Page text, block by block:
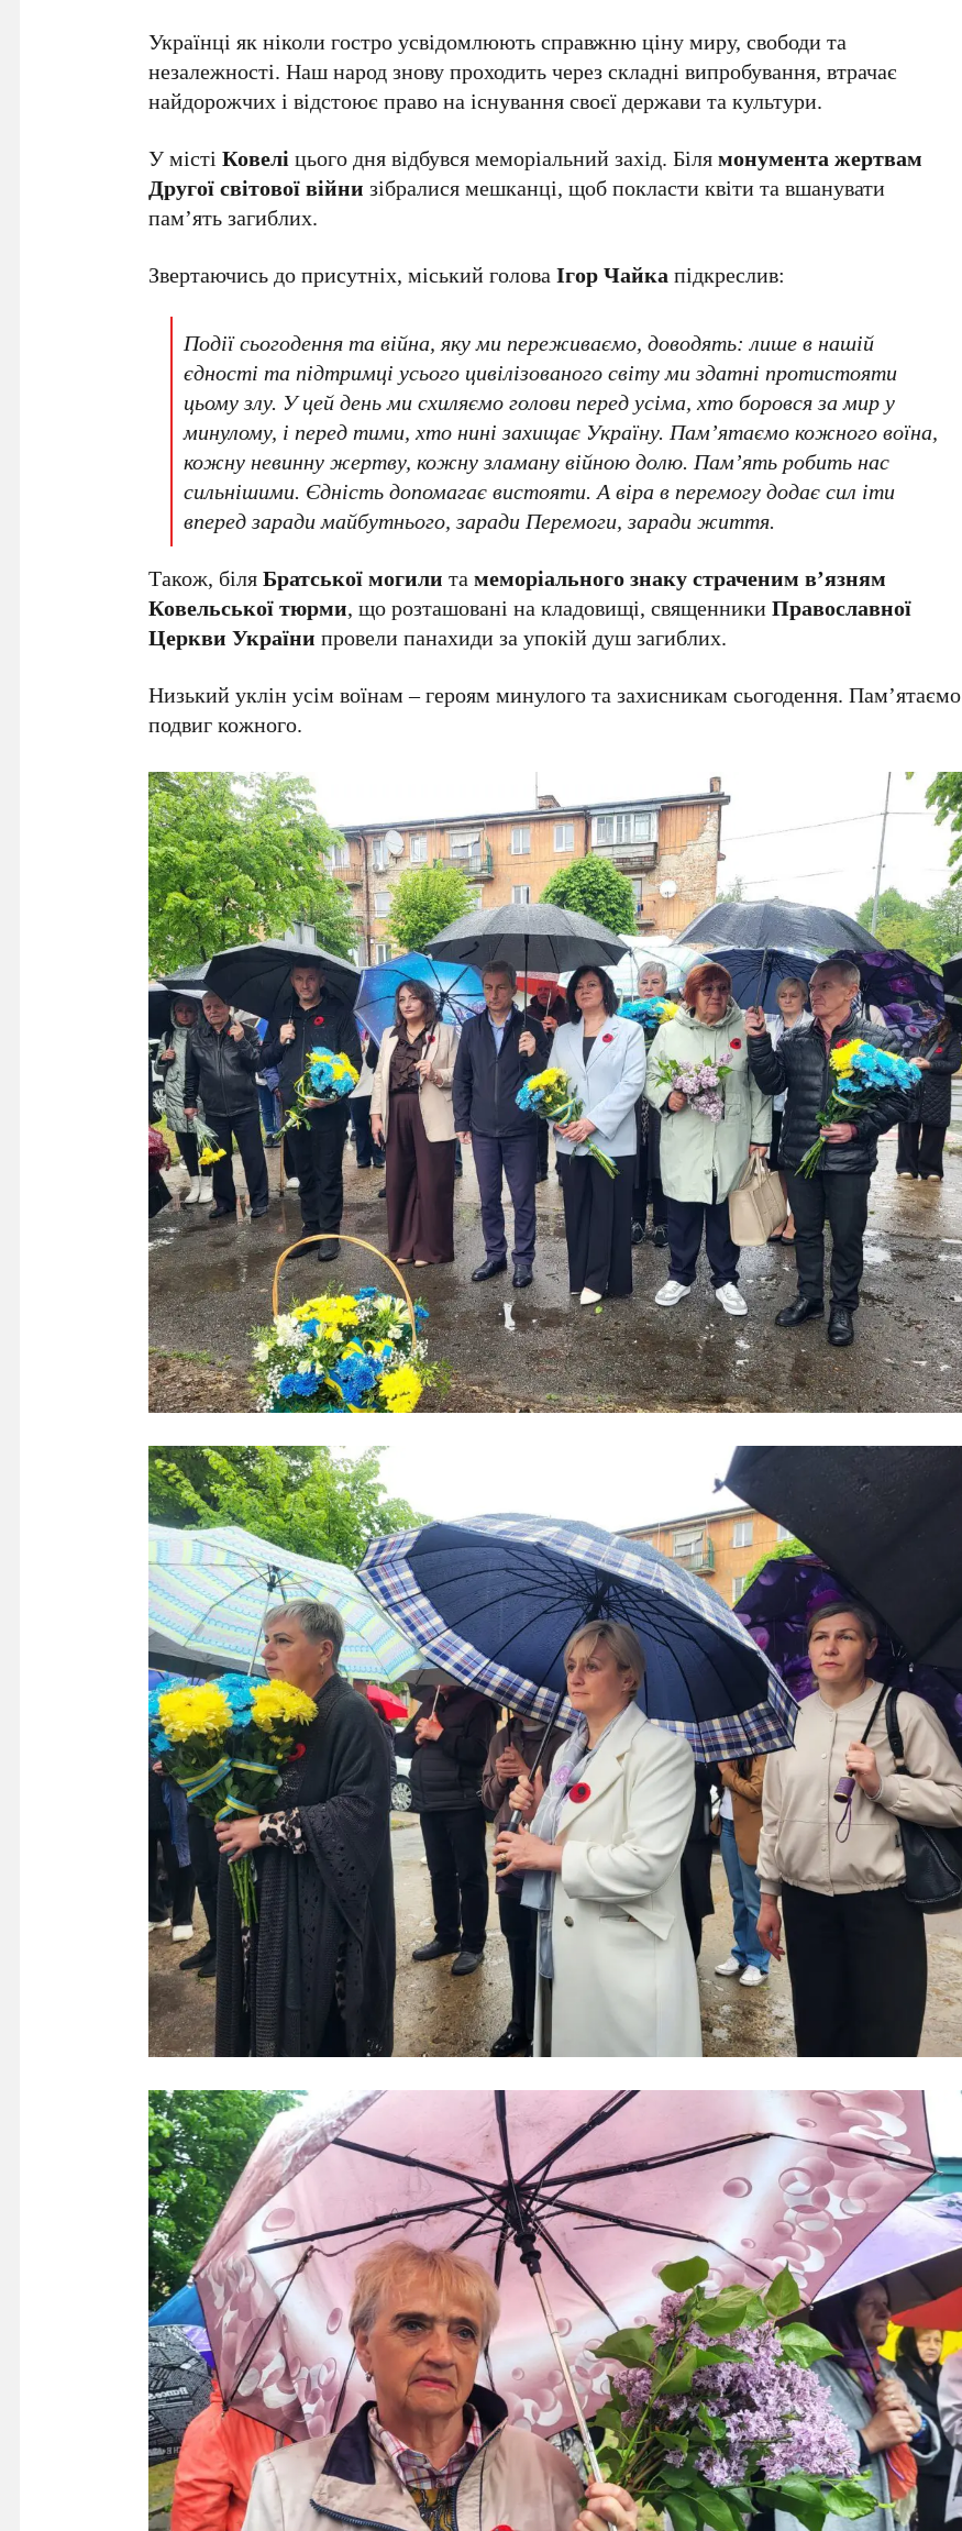
Українці як ніколи гостро усвідомлюють справжню ціну миру, свободи та
незалежності. Наш народ знову проходить через складні випробування, втрачає
найдорожчих і відстоює право на існування своєї держави та культури.
У містіКовеліцього дня відбувся меморіальний захід. Білямонумента жертвам
Другої світової війни зібралися мешканці, щоб покласти квіти та вшанувати
пам’ять загиблих.
Звертаючись до присутніх, міський головаІгор Чайкапідкреслив:
Події сьогодення та війна, яку ми переживаємо, доводять: лише в нашій
єдності та підтримці усього цивілізованого світу ми здатні протистояти
цьому злу. У цей день ми схиляємо голови перед усіма, хто боровся за мир у
минулому, і перед тими, хто нині захищає Україну. Пам’ятаємо кожного воїна,
кожну невинну жертву, кожну зламану війною долю. Пам’ять робить нас
сильнішими. Єдність допомагає вистояти. А віра в перемогу додає сил іти
вперед заради майбутнього, заради Перемоги, заради життя.
Також, біляБратської могили тамеморіального знаку страченим в’язням
Ковельської тюрми, що розташовані на кладовищі, священникиПравославної
Церкви України провели панахиди за упокій душ загиблих.
Низький уклін усім воїнам – героям минулого та захисникам сьогодення. Пам’ятаємо
подвиг кожного.